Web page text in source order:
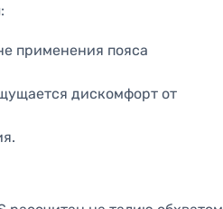
применения пояса
дискомфорт от